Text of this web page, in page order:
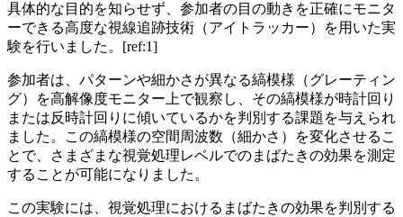
具体的な目的を知らせず、参加者の目の動きを正確にモニタ
ーできる高度な視線追跡技術（アイトラッカー）を用いた実
験を行いました。[ref:1]
参加者は、パターンや細かさが異なる縞模様（グレーティン
グ）を高解像度モニター上で観察し、その縞模様が時計回り
または反時計回りに傾いているかを判別する課題を与えられ
ました。この縞模様の空間周波数（細かさ）を変化させるこ
とで、さまざまな視覚処理レベルでのまばたきの効果を測定
することが可能になりました。
この実験には、視覚処理におけるまばたきの効果を判別する